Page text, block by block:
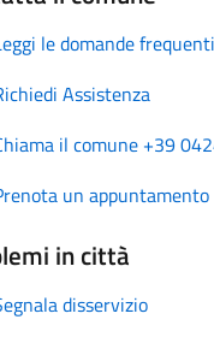
le domande frequenti
Assistenza
il comune +39
un appuntamento
in città
disservizio